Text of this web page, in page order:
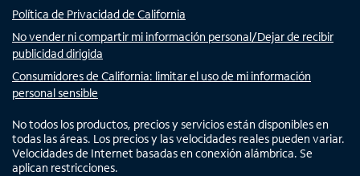
Política de Privacidad de California
No vender ni compartir mi información personal/Dejar de recibir
publicidad dirigida
Consumidores de California: limitar el uso de mi información
personal sensible
No todos los productos, precios y servicios están disponibles en
todas las áreas. Los precios y las velocidades reales pueden variar.
Velocidades de Internet basadas en conexión alámbrica. Se
aplican restricciones.